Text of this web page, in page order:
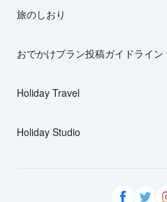
旅のしおり
おでかけプラン投稿ガイドライン
Holiday Travel
Holiday Studio